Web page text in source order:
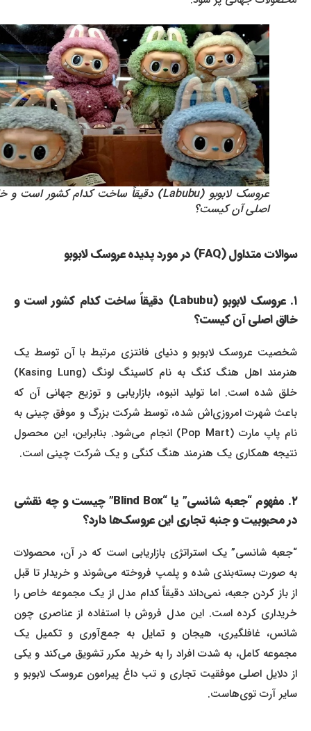
عروسک لابوبو (Labubu) دقیقاً ساخت کدام کشور است و خالق
اصلی آن کیست؟
سوالات متداول (FAQ) در مورد پدیده عروسک لابوبو
۱. عروسک لابوبو (Labubu) دقیقاً ساخت کدام کشور است و
خالق اصلی آن کیست؟
شخصیت عروسک لابوبو و دنیای فانتزی مرتبط با آن توسط یک
هنرمند اهل هنگ کنگ به نام کاسینگ لونگ (Kasing Lung)
خلق شده است. اما تولید انبوه، بازاریابی و توزیع جهانی آن که
باعث شهرت امروزی‌اش شده، توسط شرکت بزرگ و موفق چینی به
نام پاپ مارت (Pop Mart) انجام می‌شود. بنابراین، این محصول
نتیجه همکاری یک هنرمند هنگ کنگی و یک شرکت چینی است.
۲. مفهوم “جعبه شانسی” یا “Blind Box” چیست و چه نقشی
در محبوبیت و جنبه تجاری این عروسک‌ها دارد؟
“جعبه شانسی” یک استراتژی بازاریابی است که در آن، محصولات
به صورت بسته‌بندی شده و پلمپ فروخته می‌شوند و خریدار تا قبل
از باز کردن جعبه، نمی‌داند دقیقاً کدام مدل از یک مجموعه خاص را
خریداری کرده است. این مدل فروش با استفاده از عناصری چون
شانس، غافلگیری، هیجان و تمایل به جمع‌آوری و تکمیل یک
مجموعه کامل، به شدت افراد را به خرید مکرر تشویق می‌کند و یکی
از دلایل اصلی موفقیت تجاری و تب داغ پیرامون عروسک لابوبو و
سایر آرت توی‌هاست.